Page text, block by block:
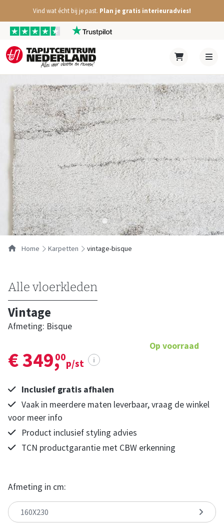
Vind wat écht bij je past. Plan je gratis interieuradvies!
Home karpetten vintage-bisque
Alle vloerkleden
Vintage
Afmeting: Bisque
€ 349,
00
p/st i
Op voorraad
Inclusief gratis afhalen
Vaak in meerdere maten leverbaar, vraag de winkel
voor meer info
Product inclusief styling advies
TCN productgarantie met CBW erkenning
Afmeting in cm:
160X230